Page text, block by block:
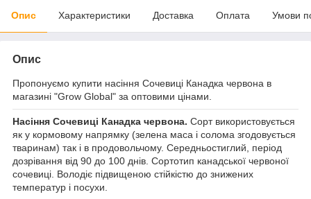
Опис Характеристики Доставка Оплата Умови
Опис
Пропонуємо купити насіння Сочевиці Канадка червона в
магазині "Grow Global" за оптовими цінами.
Насіння Сочевиці Канадка червона. Сорт використовується
як у кормовому напрямку (зелена маса і солома згодовується
тваринам) так і в продовольчому. Середньостиглий, період
дозрівання від 90 до 100 днів. Сортотип канадської червоної
сочевиці. Володіє підвищеною стійкістю до знижених
температур і посухи.